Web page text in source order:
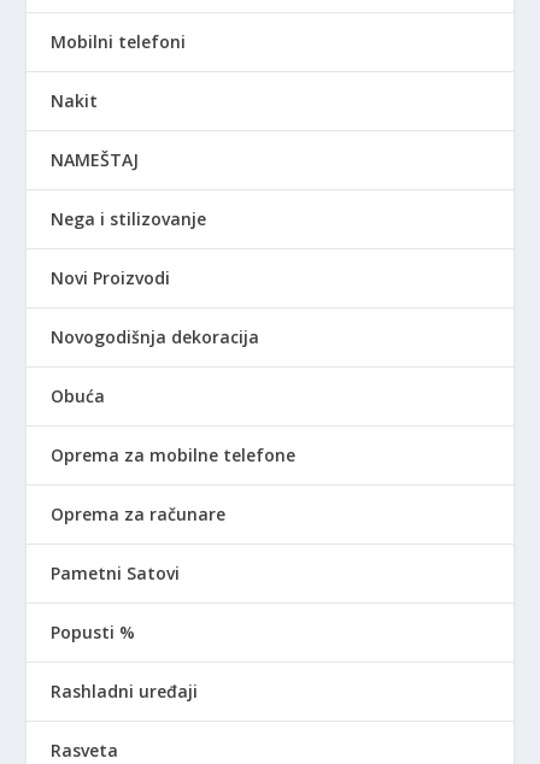
Mobilni telefoni
Nakit
NAMEŠTAJ
Nega i stilizovanje
Novi Proizvodi
Novogodišnja dekoracija
Obuća
Oprema za mobilne telefone
Oprema za računare
Pametni Satovi
Popusti %
Rashladni uređaji
Rasveta